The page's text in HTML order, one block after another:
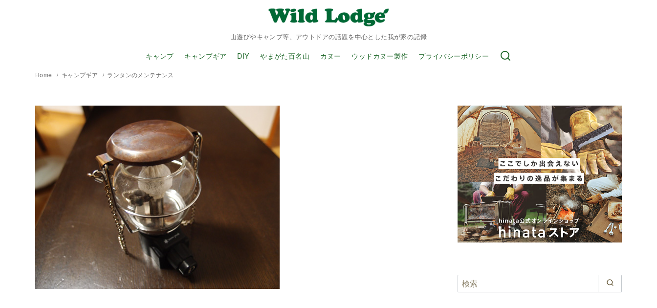
山遊びやキャンプ等、アウトドアの話題を中心とした我が家の記録
キャンプ キャンプギア DIY やまがた百名山 カヌー ウッドカヌー製作 プライバシーポリシー
Home キャンプギア ランタンのメンテナンス